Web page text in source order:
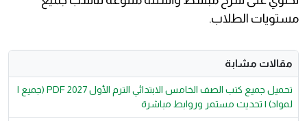
مستويات الطلاب.
مقالات مشابة
تحميل جميع كتب الصف الخامس الابتدائي الترم الأول 2027 PDF (جميع ا
لمواد) | تحديث مستمر وروابط مباشرة